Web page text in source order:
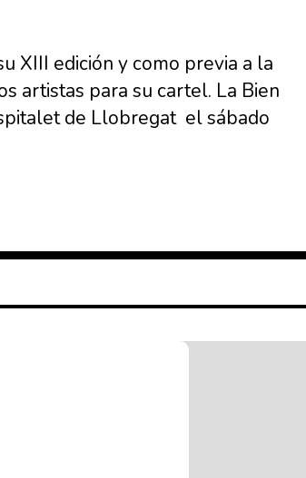
XIII edición y como previa a la
artistas para su cartel. La Bien
de Llobregat el sábado